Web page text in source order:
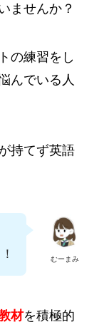
ませんか？
の練習をし
んでいる人
持てず英語
むーまみ
材を積極的